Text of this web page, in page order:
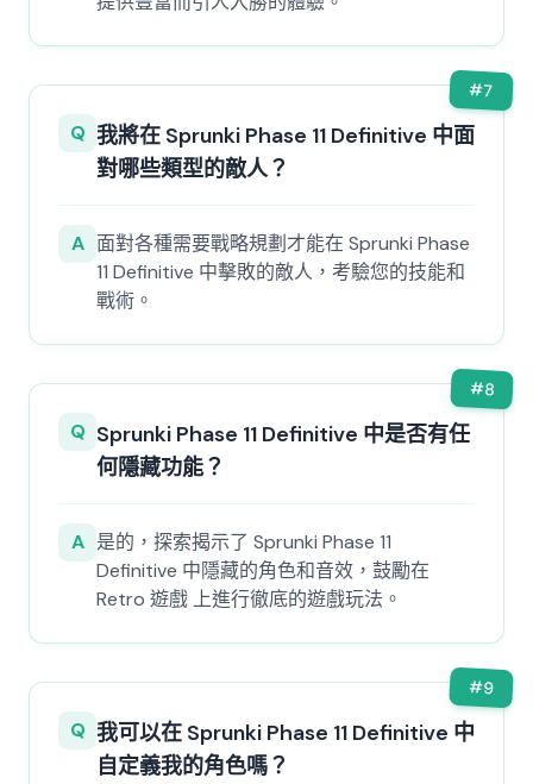
#7
Q 我將在 Sprunki Phase 11 Definitive 中面
對哪些類型的敵人？
A 面對各種需要戰略規劃才能在 Sprunki Phase
11 Definitive 中擊敗的敵人，考驗您的技能和
戰術。
#8
Q Sprunki Phase 11 Definitive 中是否有任
何隱藏功能？
A 是的，探索揭示了 Sprunki Phase 11
Definitive 中隱藏的角色和音效，鼓勵在
Retro 遊戲 上進行徹底的遊戲玩法。
#9
Q 我可以在 Sprunki Phase 11 Definitive 中
自定義我的角色嗎？